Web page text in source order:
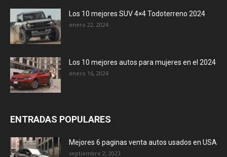
Los 10 mejores SUV 4×4 Todoterreno 2024
enero 22, 2024
Los 10 mejores autos para mujeres en el 2024
enero 16, 2024
ENTRADAS POPULARES
Mejores 6 paginas venta autos usados en USA
septiembre 2, 2023